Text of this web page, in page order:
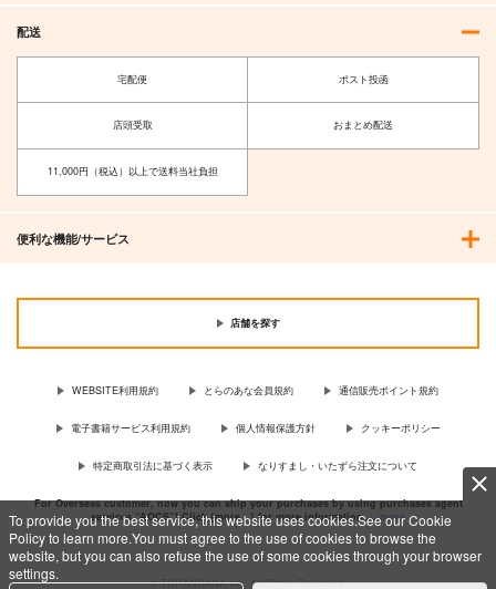
To provide you the best service, this website uses cookies.See our Cookie
Policy to learn more.You must agree to the use of cookies to browse the
website, but you can also refuse the use of some cookies through your browser
settings.
G.C.M Records
サンプル
作品詳細
Sanctuary
team OS
（税込）
鏡音リン・レン
サンプル
作品詳細
ワダメモ
785円（税込）
サンプル
作品詳細
配送
宅配便 ポスト投函
店頭受取 おまとめ配送
11,000円（税込）以上で送料当社負担
便利な機能/サービス
店舗を探す
WEBSITE利用規約 とらのあな会員規約 通信販売ポイント規約
電子書籍サービス利用規約 個人情報保護方針 クッキーポリシー
特定商取引法に基づく表示 なりすまし・いたずら注文について
For Overseas customer, now you can ship your purchases by using purchases agent
services “AOCS”! Click {more…} for more information …more
c TORANOANA Inc, All Rights Reserved.